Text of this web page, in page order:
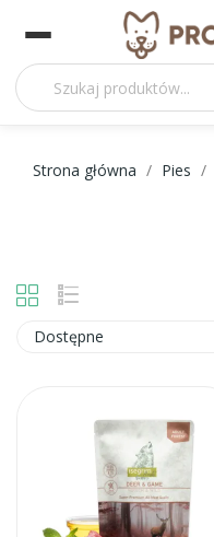
Strona główna Pies
Dostępne